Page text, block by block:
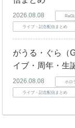
2026.08.08
ライブ・記念配信まとめ
がうる・ぐら（
イブ・周年・生
2026.08.08 ホロ
ライブ・記念配信まとめ